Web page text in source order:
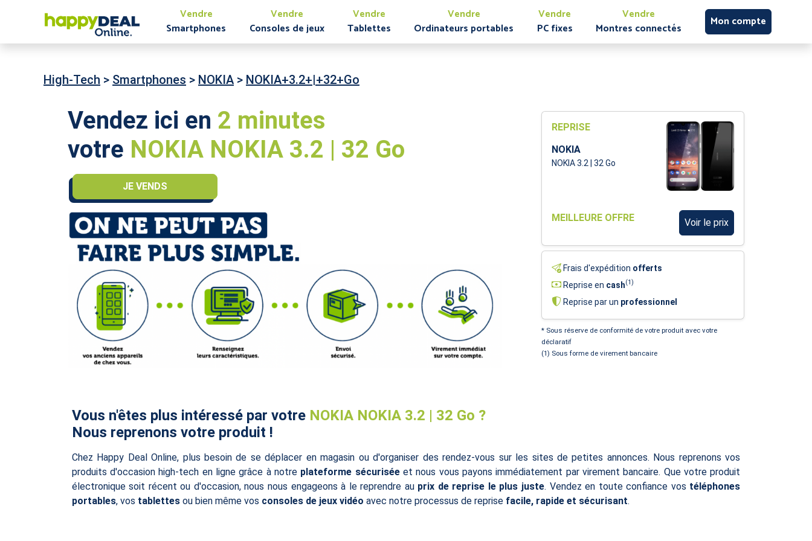
Vendre
Smartphones
Vendre
Consoles de jeux
Vendre
Tablettes
Vendre
Ordinateurs portables
Vendre
PC fixes
Vendre
Montres connectés
Mon compte
High-Tech > Smartphones > NOKIA > NOKIA+3.2+|+32+Go
Vendez ici en 2 minutes
votre NOKIA NOKIA 3.2 | 32 Go
JE VENDS
REPRISE
NOKIA
NOKIA 3.2 | 32 Go
MEILLEURE OFFRE Voir le prix
Frais d'expédition offerts
Reprise en cash(1)
Reprise par un professionnel
* Sous réserve de conformité de votre produit avec votre
déclaratif
(1) Sous forme de virement bancaire
Vous n'êtes plus intéressé par votre NOKIA NOKIA 3.2 | 32 Go ?
Nous reprenons votre produit !
Chez Happy Deal Online, plus besoin de se déplacer en magasin ou d'organiser des rendez-vous sur les sites de petites annonces. Nous reprenons vos
produits d'occasion high-tech en ligne grâce à notre plateforme sécuriséeet nous vous payons immédiatement par virement bancaire. Que votre produit
électronique soit récent ou d'occasion, nous nous engageons à le reprendre au prix de reprise le plus juste. Vendez en toute confiance vos téléphones
portables, vos tablettesou bien même vos consoles de jeux vidéo avec notre processus de reprise facile, rapide et sécurisant.